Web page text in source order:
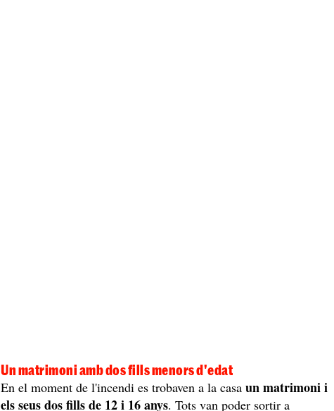
Un matrimoni amb dos fills menors d'edat
En el moment de l'incendi es trobaven a la casaun matrimoni i
els seus dos fills de 12 i 16 anys. Tots van poder sortir a